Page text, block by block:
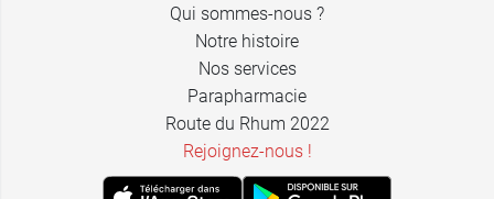
Qui sommes-nous ?
Notre histoire
Nos services
Parapharmacie
Route du Rhum 2022
Rejoignez-nous !